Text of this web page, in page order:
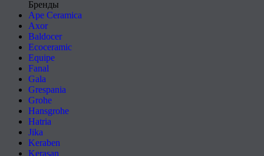
Бренды
Ape Ceramica
Axor
Baldocer
Ecoceramic
Equipe
Fanal
Gala
Grespania
Grohe
Hansgrohe
Hatria
Jika
Keraben
Kerasan